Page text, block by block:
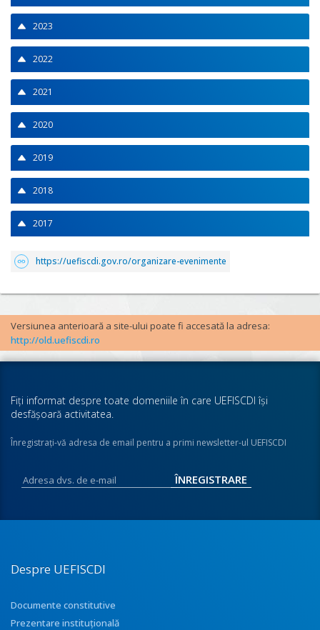
2023
2022
2021
2020
2019
2018
2017
https://uefiscdi.gov.ro/organizare-evenimente
Versiunea anterioară a site-ului poate fi accesată la adresa:
http://old.uefiscdi.ro
Fiţi informat despre toate domeniile în care UEFISCDI îşi
desfăşoară activitatea.
Înregistraţi-vă adresa de email pentru a primi newsletter-ul UEFISCDI
Despre UEFISCDI
Documente constitutive
Prezentare instituţională